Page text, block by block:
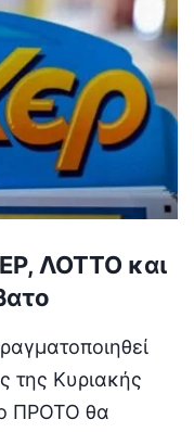
ΛΟΤΤΟ και
της Κυριακής
ΠΡΟΤΟ θα